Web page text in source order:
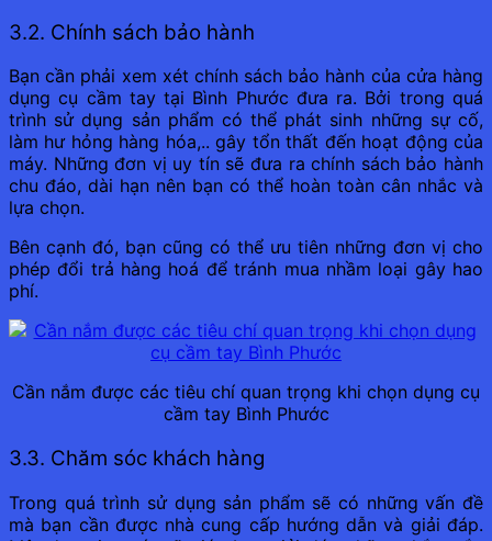
3.2. Chính sách bảo hành
Bạn cần phải xem xét chính sách bảo hành của cửa hàng
dụng cụ cầm tay tại Bình Phước đưa ra. Bởi trong quá
trình sử dụng sản phẩm có thể phát sinh những sự cố,
làm hư hỏng hàng hóa,.. gây tổn thất đến hoạt động của
máy. Những đơn vị uy tín sẽ đưa ra chính sách bảo hành
chu đáo, dài hạn nên bạn có thể hoàn toàn cân nhắc và
lựa chọn.
Bên cạnh đó, bạn cũng có thể ưu tiên những đơn vị cho
phép đổi trả hàng hoá để tránh mua nhầm loại gây hao
phí.
Cần nắm được các tiêu chí quan trọng khi chọn dụng cụ
cầm tay Bình Phước
3.3. Chăm sóc khách hàng
Trong quá trình sử dụng sản phẩm sẽ có những vấn đề
mà bạn cần được nhà cung cấp hướng dẫn và giải đáp.